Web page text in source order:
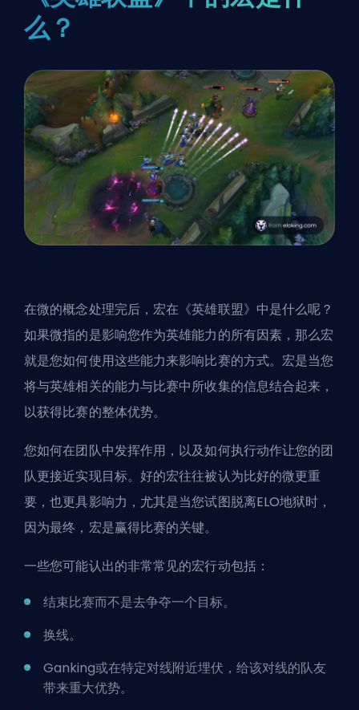
么？
在微的概念处理完后，宏在《英雄联盟》中是什么呢？
如果微指的是影响您作为英雄能力的所有因素，那么宏
就是您如何使用这些能力来影响比赛的方式。宏是当您
将与英雄相关的能力与比赛中所收集的信息结合起来，
以获得比赛的整体优势。
您如何在团队中发挥作用，以及如何执行动作让您的团
队更接近实现目标。好的宏往往被认为比好的微更重
要，也更具影响力，尤其是当您试图脱离ELO地狱时，
因为最终，宏是赢得比赛的关键。
一些您可能认出的非常常见的宏行动包括：
结束比赛而不是去争夺一个目标。
换线。
Ganking或在特定对线附近埋伏，给该对线的队友
带来重大优势。